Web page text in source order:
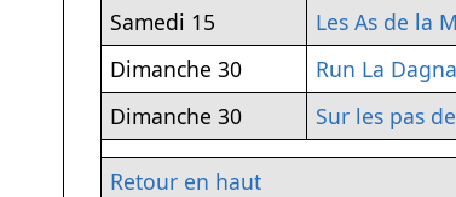
Samedi 15 Les As de la
Dimanche 30
Run La
Dimanche 30
Sur les pas
Retour en haut